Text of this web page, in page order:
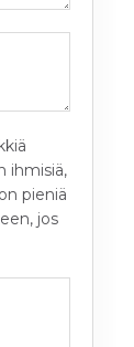
ihmisiä,
pieniä
jos